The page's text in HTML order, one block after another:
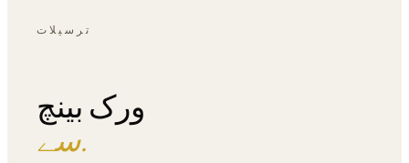
ترسیلات
ورک بینچ
سے.